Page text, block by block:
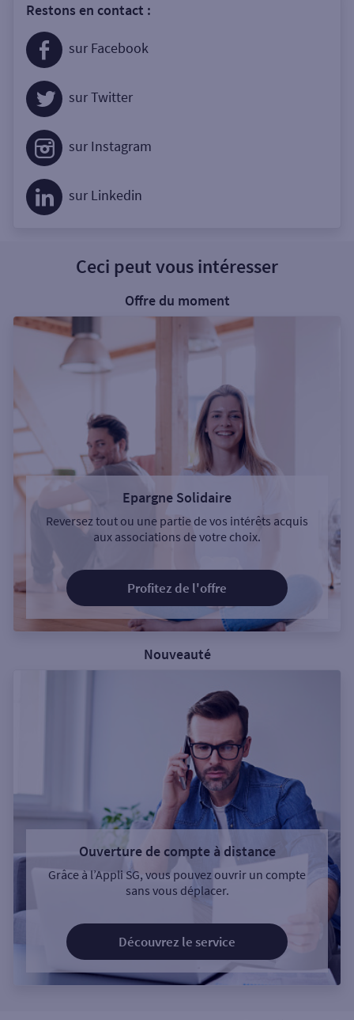
Restons en contact :
sur Facebook
sur Twitter
sur Instagram
sur Linkedin
Ceci peut vous intéresser
Offre du moment
Epargne Solidaire
Reversez tout ou une partie de vos intérêts acquis
aux associations de votre choix.
Profitez de l'offre
Nouveauté
Ouverture de compte à distance
Grâce à l’Appli SG, vous pouvez ouvrir un compte
sans vous déplacer.
Découvrez le service